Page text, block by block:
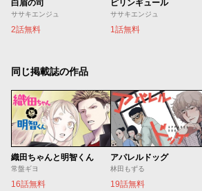
白眉の司
ササキエンジュ
2話無料
ピリンギュール
ササキエンジュ
1話無料
同じ掲載誌の作品
織田ちゃんと明智くん
常盤ギヨ
16話無料
アパレルドッグ
林田もずる
19話無料